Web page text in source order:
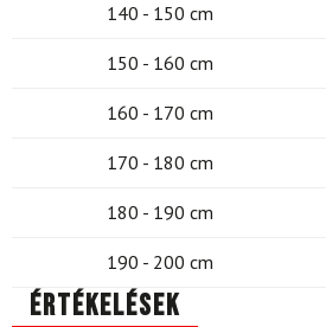
140 - 150 cm
150 - 160 cm
160 - 170 cm
170 - 180 cm
180 - 190 cm
190 - 200 cm
Értékelések